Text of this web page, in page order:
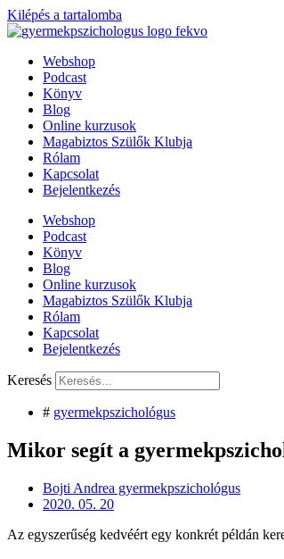
Kilépés a tartalomba
Webshop
Podcast
Könyv
Blog
Online kurzusok
Magabiztos Szülők Klubja
Rólam
Kapcsolat
Bejelentkezés
Webshop
Podcast
Könyv
Blog
Online kurzusok
Magabiztos Szülők Klubja
Rólam
Kapcsolat
Bejelentkezés
Keresés
# gyermekpszichológus
Mikor segít a
Bojti Andrea gyermekpszichológus
2020. 05. 20
Az egyszerűség kedvéért egy konkrét példán